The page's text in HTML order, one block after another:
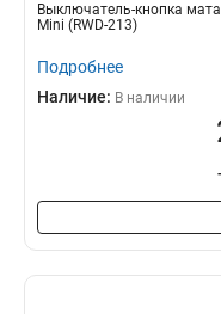
Выключатель-кнопка
Mini (RWD-213)
Подробнее
Наличие: В наличии